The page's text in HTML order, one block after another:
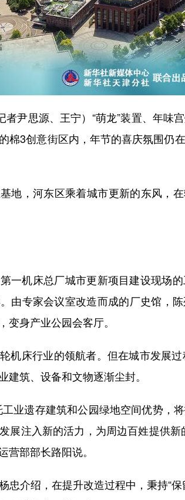
尹思源、王宁）“萌龙”装置、年味
棉3创意街区内，年节的喜庆氛围仍
，河东区乘着城市更新的东风，在
机床总厂城市更新项目建设现场的
由专家会议室改造而成的厂史馆，
变身产业公园会客厅。
床行业的领航者。但在城市发展过
建筑、设备和文物逐渐尘封。
遗存建筑和公园绿地空间优势，
展注入新的活力，为周边百姓提供
营部部长路阳说。
介绍，在提升改造过程中，秉持“保